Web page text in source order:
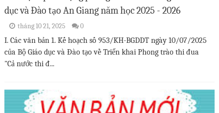
dục và Đào tạo An Giang năm học 2025 - 2026
tháng 10 21, 2025 0
I. Các văn bản 1. Kế hoạch số 953/KH-BGDDT ngày 10/07/2025
của Bộ Giáo dục và Đào tạo về Triển khai Phong trào thi đua
"Cả nước thi đ...